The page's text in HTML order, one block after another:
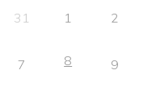
31 1 2
7 8 9